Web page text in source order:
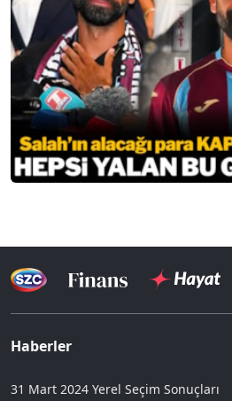
Haberler
31 Mart 2024 Yerel Seçim Sonuçları